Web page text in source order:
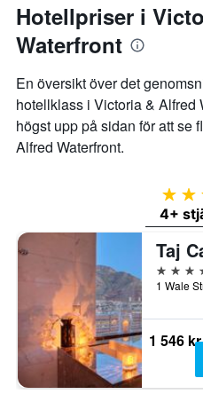
Hotellpriser i
Waterfront
En översikt över det
hotellklass i Victoria & Alfred
högst upp på sidan för att se
Alfred Waterfront.
4+
5
1 546 kr